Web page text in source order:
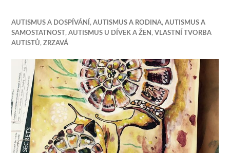
AUTISMUS A DOSPÍVÁNÍ ,AUTISMUS A RODINA,AUTISMUS A
SAMOSTATNOST ,AUTISMUS U DÍVEK A ŽEN , VLASTNÍ TVORBA
AUTISTŮ,ZRZAVÁ